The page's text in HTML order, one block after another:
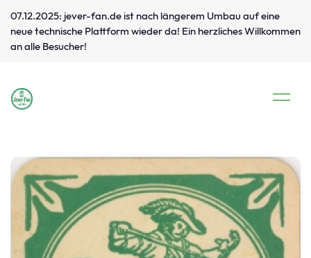
07.12.2025: jever-fan.de ist nach längerem Umbau auf eine
neue technische Plattform wieder da! Ein herzliches Willkommen
an alle Besucher!